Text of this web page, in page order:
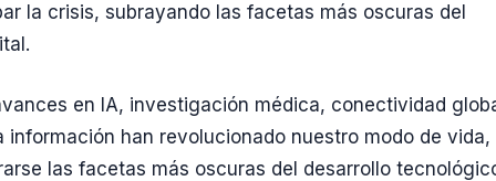
la crisis, subrayando las facetas más oscuras del
en IA, investigación médica, conectividad
información han revolucionado nuestro modo de vida,
las facetas más oscuras del desarrollo